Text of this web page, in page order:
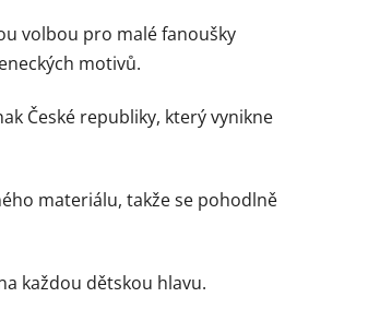
volbou pro malé fanoušky
motivů.
České republiky, který vynikne
materiálu, takže se pohodlně
každou dětskou hlavu.